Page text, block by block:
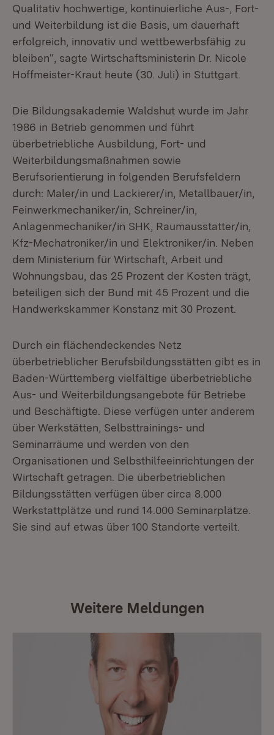
Qualitativ hochwertige, kontinuierliche Aus-, Fort-
und Weiterbildung ist die Basis, um dauerhaft
erfolgreich, innovativ und wettbewerbsfähig zu
bleiben“, sagte Wirtschaftsministerin Dr. Nicole
Hoffmeister-Kraut heute (30. Juli) in Stuttgart.
Die Bildungsakademie Waldshut wurde im Jahr
1986 in Betrieb genommen und führt
überbetriebliche Ausbildung, Fort- und
Weiterbildungsmaßnahmen sowie
Berufsorientierung in folgenden Berufsfeldern
durch: Maler/in und Lackierer/in, Metallbauer/in,
Feinwerkmechaniker/in, Schreiner/in,
Anlagenmechaniker/in SHK, Raumausstatter/in,
Kfz-Mechatroniker/in und Elektroniker/in. Neben
dem Ministerium für Wirtschaft, Arbeit und
Wohnungsbau, das 25 Prozent der Kosten trägt,
beteiligen sich der Bund mit 45 Prozent und die
Handwerkskammer Konstanz mit 30 Prozent.
Durch ein flächendeckendes Netz
überbetrieblicher Berufsbildungsstätten gibt es in
Baden-Württemberg vielfältige überbetriebliche
Aus- und Weiterbildungsangebote für Betriebe
und Beschäftigte. Diese verfügen unter anderem
über Werkstätten, Selbsttrainings- und
Seminarräume und werden von den
Organisationen und Selbsthilfeeinrichtungen der
Wirtschaft getragen. Die überbetrieblichen
Bildungsstätten verfügen über circa 8.000
Werkstattplätze und rund 14.000 Seminarplätze.
Sie sind auf etwas über 100 Standorte verteilt.
Weitere Meldungen